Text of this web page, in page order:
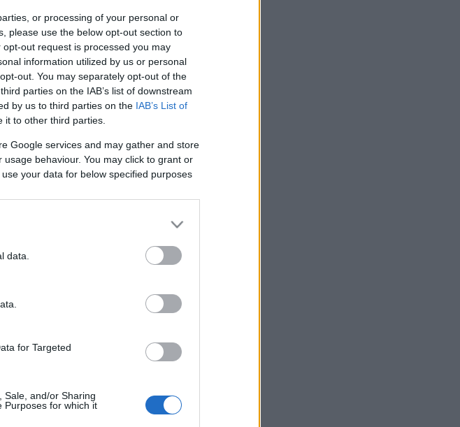
or processing of your personal or
please use the below opt-out section to
out request is processed you may
information utilized by us or personal
out. You may separately opt-out of the
parties on the IAB’s list of downstream
by us to third parties on the IAB’s List of
it to other third parties.
Google services and may gather and store
behaviour. You may click to grant or
your data for below specified purposes
data.
for Targeted
Sale, and/or Sharing
Purposes for which it